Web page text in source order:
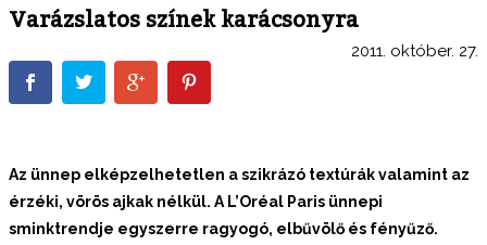
Varázslatos színek karácsonyra
2011. október. 27.
Az ünnep elképzelhetetlen a szikrázó textúrák valamint az
érzéki, vörös ajkak nélkül. A L’Oréal Paris ünnepi
sminktrendje egyszerre ragyogó, elbűvölő és fényűző.